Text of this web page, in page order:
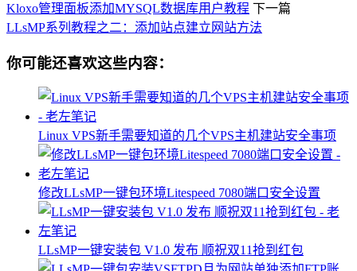
Kloxo管理面板添加MYSQL数据库用户教程 下一篇
LLsMP系列教程之二：添加站点建立网站方法
你可能还喜欢这些内容：
Linux VPS新手需要知道的几个VPS主机建站安全事项
修改LLsMP一键包环境Litespeed 7080端口安全设置
LLsMP一键安装包 V1.0 发布 顺祝双11抢到红包